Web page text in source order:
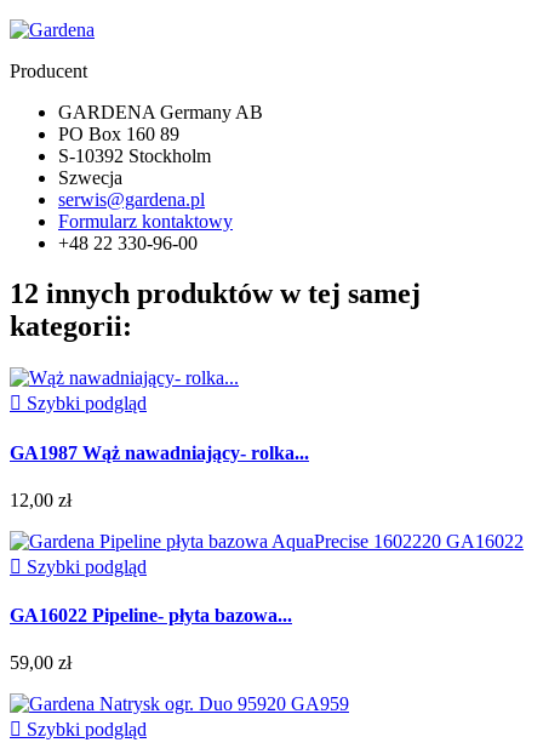
Producent
GARDENA Germany AB
PO Box 160 89
S-10392 Stockholm
Szwecja
serwis@gardena.pl
Formularz kontaktowy
+48 22 330-96-00
12 innych produktów w tej samej
kategorii:
 Szybki podgląd
GA1987 Wąż nawadniający- rolka...
12,00 zł
 Szybki podgląd
GA16022 Pipeline- płyta bazowa...
59,00 zł
 Szybki podgląd